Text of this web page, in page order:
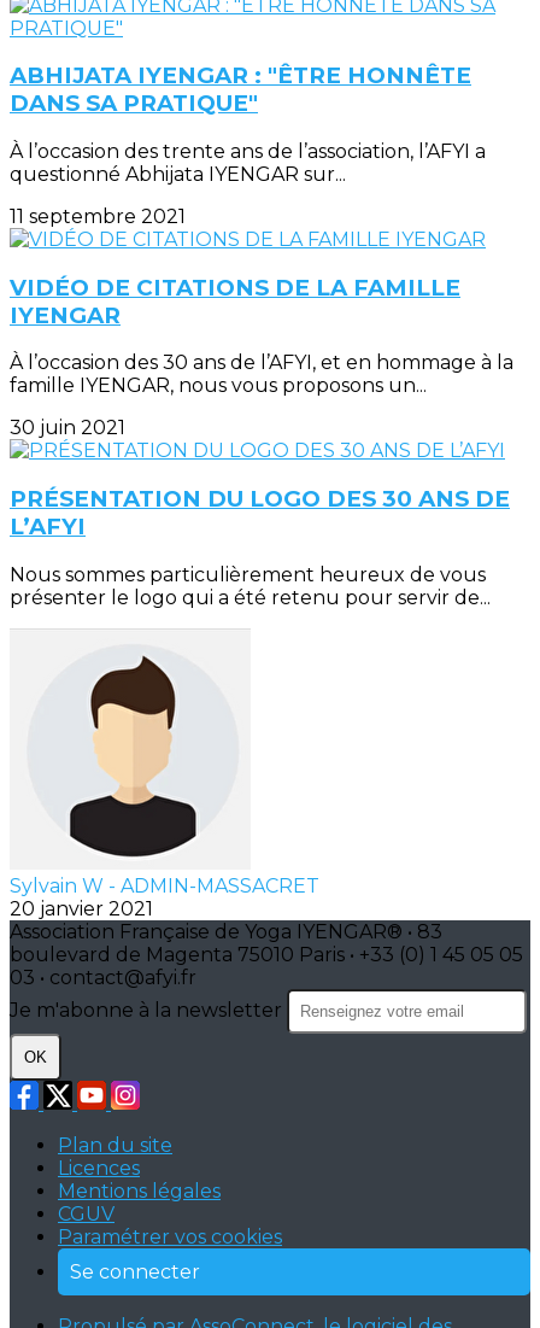
ABHIJATA IYENGAR : "ÊTRE HONNÊTE
DANS SA PRATIQUE"
À l’occasion des trente ans de l’association, l’AFYI a
questionné Abhijata IYENGAR sur...
11 septembre 2021
VIDÉO DE CITATIONS DE LA FAMILLE
IYENGAR
À l’occasion des 30 ans de l’AFYI, et en hommage à la
famille IYENGAR, nous vous proposons un...
30 juin 2021
PRÉSENTATION DU LOGO DES 30 ANS DE
L’AFYI
Nous sommes particulièrement heureux de vous
présenter le logo qui a été retenu pour servir de...
Sylvain W - ADMIN-MASSACRET
20 janvier 2021
Association Française de Yoga IYENGAR® • 83
boulevard de Magenta 75010 Paris • +33 (0) 1 45 05 05
03 • contact@afyi.fr
Je m'abonne à la newsletter
OK
Plan du site
Licences
Mentions légales
CGUV
Paramétrer vos cookies
Se connecter